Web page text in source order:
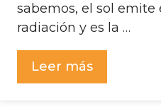
sabemos, el sol
radiación y es la …
Leer más